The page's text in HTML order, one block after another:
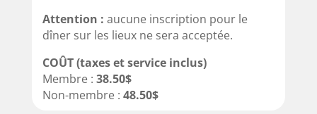
Attention : aucune inscription pour le
dîner sur les lieux ne sera acceptée.
COÛT (taxes et service inclus)
Membre : 38.50$
Non-membre : 48.50$